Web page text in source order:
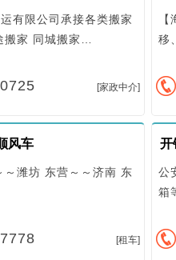
有限公司承接各类搬家
搬家 同城搬家…
[家政中介]
移
风车
～潍坊 东营～～济南 东
[租车]
开
公
箱